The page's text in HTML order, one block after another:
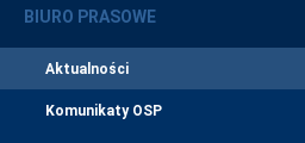
BIURO PRASOWE
Aktualności
Komunikaty OSP